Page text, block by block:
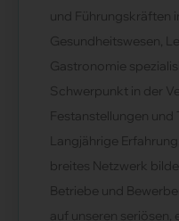
und Führungskräften
Gesundheitswesen,
Gastronomie
Schwerpunkt in der
Festanstellungen und
Langjährige
breites Netzwerk
Betriebe und
auf unseren